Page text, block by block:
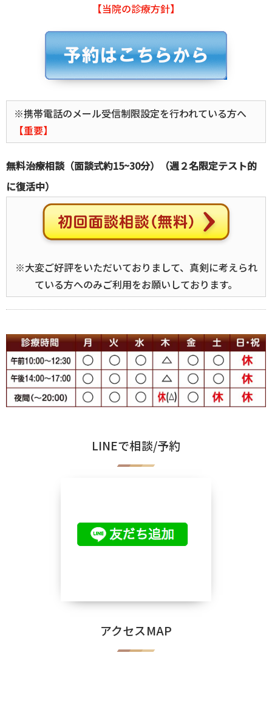
【当院の診療方針】
※携帯電話のメール受信制限設定を行われている方へ
【重要】
無料治療相談（面談式約15~30分）（週２名限定テスト的
に復活中）
※大変ご好評をいただいておりまして、真剣に考えられ
ている方へのみご利用をお願いしております。
LINEで相談/予約
アクセスMAP